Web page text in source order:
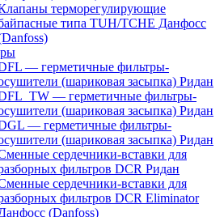
терморегулирующие
типа TUH/TCHE Данфосс
— герметичные фильтры-
(шариковая засыпка) Ридан
— герметичные фильтры-
(шариковая засыпка) Ридан
— герметичные фильтры-
(шариковая засыпка) Ридан
сердечники-вставки для
фильтров DCR Ридан
сердечники-вставки для
фильтров DCR Eliminator
(Danfoss)